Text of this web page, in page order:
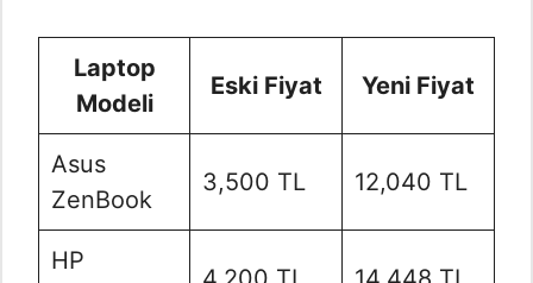
Laptop
Modeli
Eski Fiyat Yeni Fiyat
Asus
ZenBook
3,500 TL 12,040 TL
HP